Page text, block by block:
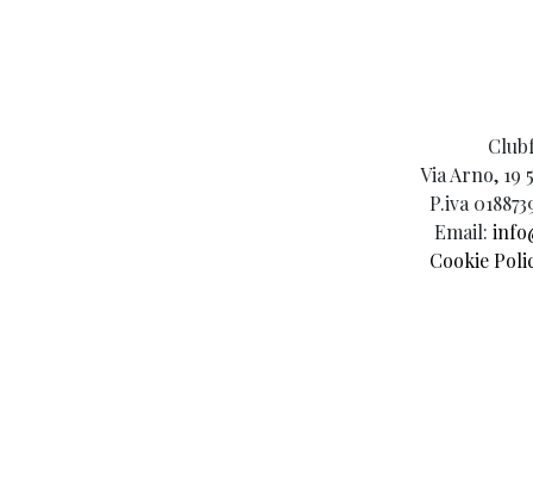
Via Arno, 19
P.iva
Email:
Cookie